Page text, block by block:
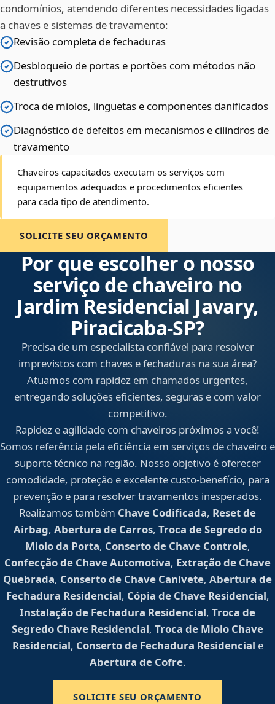
condomínios, atendendo diferentes necessidades ligadas
a chaves e sistemas de travamento:
Revisão completa de fechaduras
Desbloqueio de portas e portões com métodos não
destrutivos
Troca de miolos, linguetas e componentes danificados
Diagnóstico de defeitos em mecanismos e cilindros de
travamento
Chaveiros capacitados executam os serviços com
equipamentos adequados e procedimentos eficientes
para cada tipo de atendimento.
SOLICITE SEU ORÇAMENTO
Por que escolher o nosso
serviço de chaveiro no
Jardim Residencial Javary,
Piracicaba‑SP?
Precisa de um especialista confiável para resolver
imprevistos com chaves e fechaduras na sua área?
Atuamos com rapidez em chamados urgentes,
entregando soluções eficientes, seguras e com valor
competitivo.
Rapidez e agilidade com chaveiros próximos a você!
Somos referência pela eficiência em serviços de chaveiro e
suporte técnico na região. Nosso objetivo é oferecer
comodidade, proteção e excelente custo-benefício, para
prevenção e para resolver travamentos inesperados.
Realizamos também Chave Codificada, Reset de
Airbag, Abertura de Carros, Troca de Segredo do
Miolo da Porta, Conserto de Chave Controle,
Confecção de Chave Automotiva, Extração de Chave
Quebrada, Conserto de Chave Canivete, Abertura de
Fechadura Residencial, Cópia de Chave Residencial,
Instalação de Fechadura Residencial, Troca de
Segredo Chave Residencial, Troca de Miolo Chave
Residencial, Conserto de Fechadura Residencial e
Abertura de Cofre.
SOLICITE SEU ORÇAMENTO